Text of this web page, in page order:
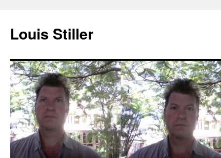
inhoud
Louis Stiller